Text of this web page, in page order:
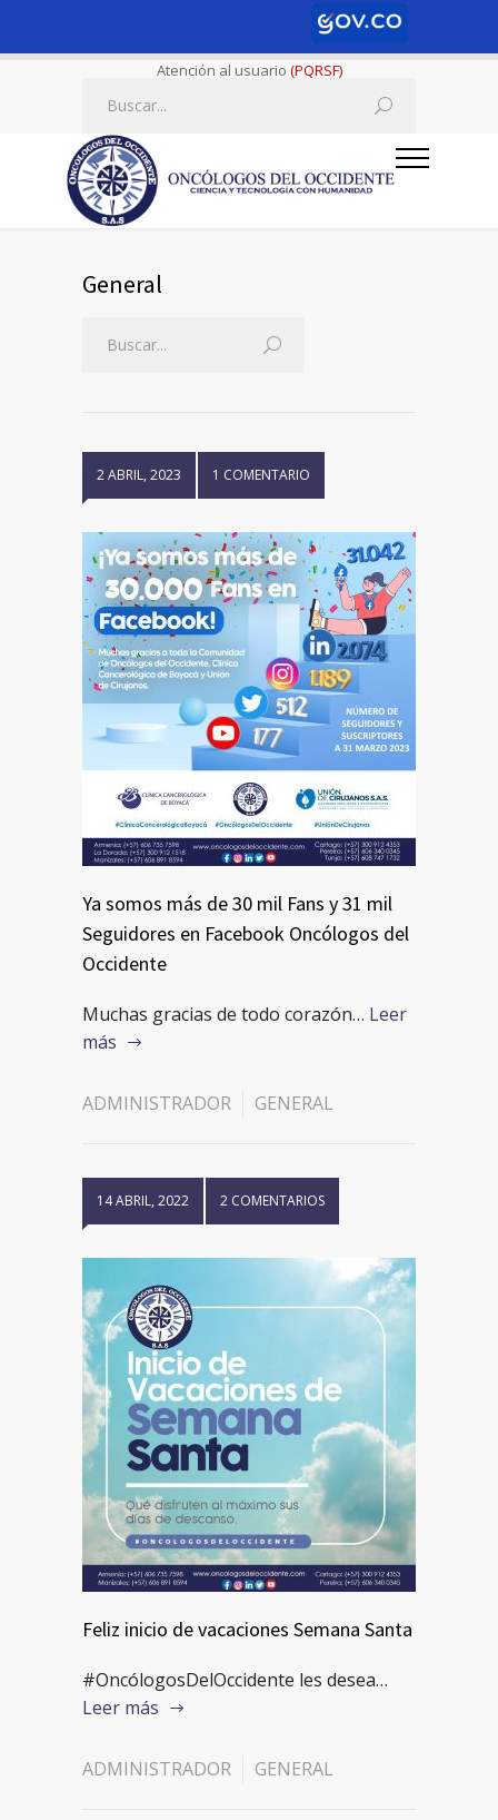
Atención al usuario (PQRSF)
General
2 ABRIL, 2023 1 COMENTARIO
Ya somos más de 30 mil Fans y 31 mil
Seguidores en Facebook Oncólogos del
Occidente
Muchas gracias de todo corazón… Leer
más
ADMINISTRADOR GENERAL
14 ABRIL, 2022 2 COMENTARIOS
Feliz inicio de vacaciones Semana Santa
#OncólogosDelOccidente les desea…
Leer más
ADMINISTRADOR GENERAL